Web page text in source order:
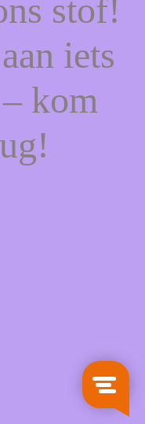
stof!
iets
kom